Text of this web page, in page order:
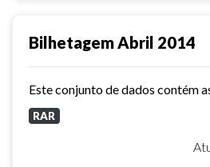
Bilhetagem Abril 2014
RAR